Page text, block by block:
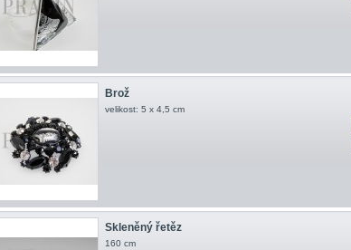
Brož
velikost: 5 x 4,5 cm
Skleněný řetěz
160 cm